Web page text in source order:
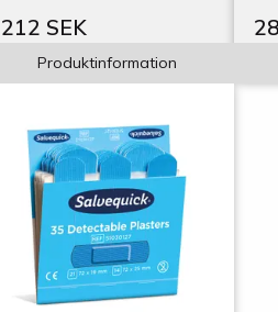
212 SEK
Produktinformation